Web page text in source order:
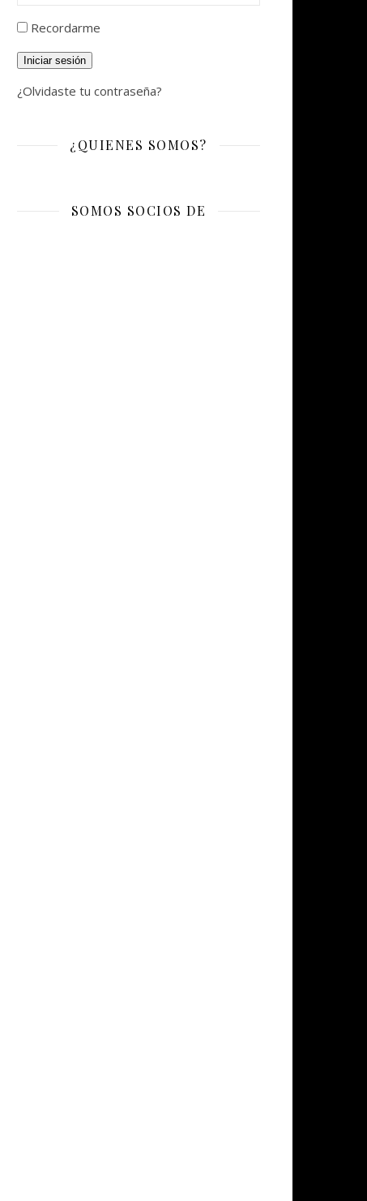
Recordarme
Iniciar sesión
¿Olvidaste tu contraseña?
¿QUIENES SOMOS?
SOMOS SOCIOS DE